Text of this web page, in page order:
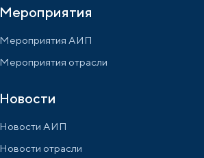
Мероприятия
Мероприятия АИП
Мероприятия отрасли
Новости
Новости АИП
Новости отрасли